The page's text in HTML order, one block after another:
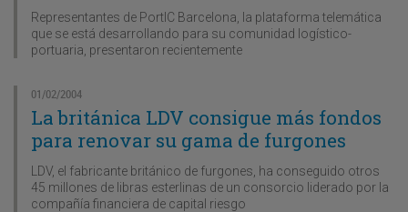
Representantes de PortIC Barcelona, la plataforma telemática
que se está desarrollando para su comunidad logístico-
portuaria, presentaron recientemente
01/02/2004
La británica LDV consigue más fondos
para renovar su gama de furgones
LDV, el fabricante británico de furgones, ha conseguido otros
45 millones de libras esterlinas de un consorcio liderado por la
compañía financiera de capital riesgo